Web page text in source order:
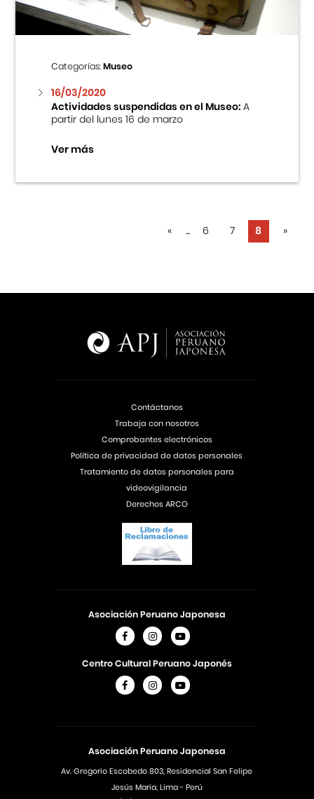
Categorías:Museo
16/03/2020
Actividades suspendidas en el Museo:A
partir del lunes 16 de marzo
Ver más
« ... 6 7 8 »
Asociación Peruano Japonesa
Av. Gregorio Escobedo 803, Residencial San Felipe
Jesús Maria, Lima - Perú
Asociación Peruano Japonesa
Centro Cultural Peruano Japonés
Contáctanos
Trabaja con nosotros
Comprobantes electrónicos
Política de privacidad de datos personales
Tratamiento de datos personales para
videovigilancia
Derechos ARCO